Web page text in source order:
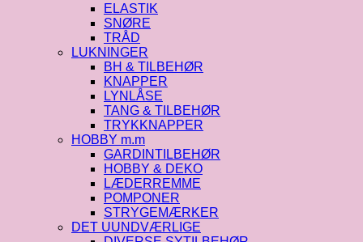
ELASTIK
SNØRE
TRÅD
LUKNINGER
BH & TILBEHØR
KNAPPER
LYNLÅSE
TANG & TILBEHØR
TRYKKNAPPER
HOBBY m.m
GARDINTILBEHØR
HOBBY & DEKO
LÆDERREMME
POMPONER
STRYGEMÆRKER
DET UUNDVÆRLIGE